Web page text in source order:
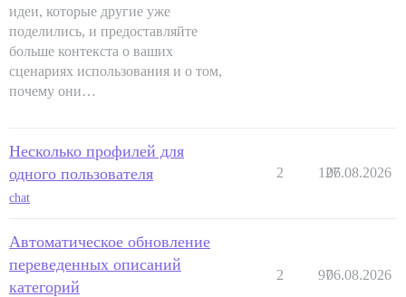
идеи, которые другие уже
поделились, и предоставляйте
больше контекста о ваших
сценариях использования и о том,
почему они…
Несколько профилей для
одного пользователя
chat
2 127
06.08.2026
Автоматическое обновление
переведенных описаний
категорий
2 9706.08.2026